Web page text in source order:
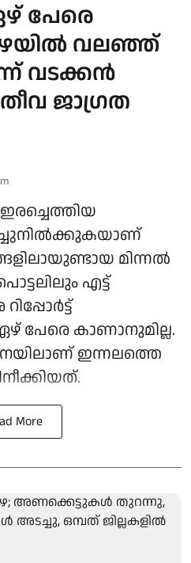
പേരെ
വലഞ്ഞ്
വടക്കൻ
ജാഗ്രത
മിന്നൽ
എട്ട്
പേരെ കാണാനുമില്ല.
ഇന്നലത്തെ
More